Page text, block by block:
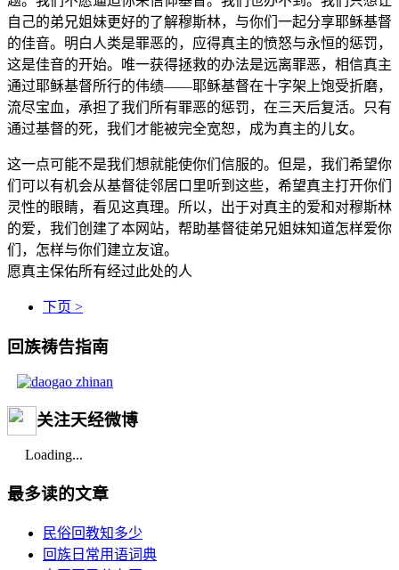
自己的弟兄姐妹更好的了解穆斯林，与你们一起分享耶稣基督
的佳音。明白人类是罪恶的，应得真主的愤怒与永恒的惩罚，
这是佳音的开始。唯一获得拯救的办法是远离罪恶，相信真主
通过耶稣基督所行的伟绩——耶稣基督在十字架上饱受折磨，
流尽宝血，承担了我们所有罪恶的惩罚，在三天后复活。只有
通过基督的死，我们才能被完全宽恕，成为真主的儿女。
这一点可能不是我们想就能使你们信服的。但是，我们希望你
们可以有机会从基督徒邻居口里听到这些，希望真主打开你们
灵性的眼睛，看见这真理。所以，出于对真主的爱和对穆斯林
的爱，我们创建了本网站，帮助基督徒弟兄姐妹知道怎样爱你
们，怎样与你们建立友谊。
愿真主保佑所有经过此处的人
下页 >
回族祷告指南
关注天经微博
Loading...
最多读的文章
民俗回教知多少
回族日常用语词典